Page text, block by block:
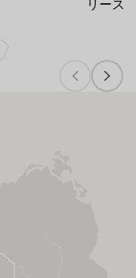
リース